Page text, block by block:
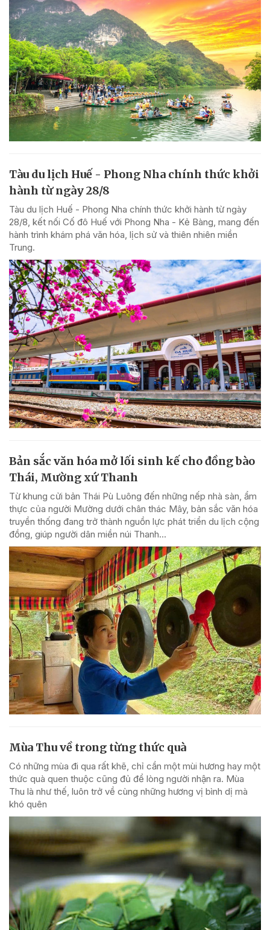
Tàu du lịch Huế - Phong Nha chính thức khởi
hành từ ngày 28/8
Tàu du lịch Huế - Phong Nha chính thức khởi hành từ ngày
28/8, kết nối Cố đô Huế với Phong Nha - Kẻ Bàng, mang đến
hành trình khám phá văn hóa, lịch sử và thiên nhiên miền
Trung.
Bản sắc văn hóa mở lối sinh kế cho đồng bào
Thái, Mường xứ Thanh
Từ khung cửi bản Thái Pù Luông đến những nếp nhà sàn, ẩm
thực của người Mường dưới chân thác Mây, bản sắc văn hóa
truyền thống đang trở thành nguồn lực phát triển du lịch cộng
đồng, giúp người dân miền núi Thanh...
Mùa Thu về trong từng thức quà
Có những mùa đi qua rất khẽ, chỉ cần một mùi hương hay một
thức quà quen thuộc cũng đủ để lòng người nhận ra. Mùa
Thu là như thế, luôn trở về cùng những hương vị bình dị mà
khó quên